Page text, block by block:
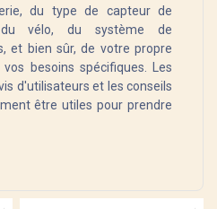
du type de capteur de
vélo, du système de
et bien sûr, de votre propre
besoins spécifiques. Les
d'utilisateurs et les conseils
être utiles pour prendre